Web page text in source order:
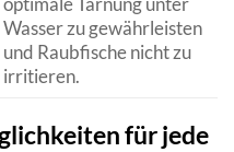
Wasser zu gewährleisten
und Raubfische nicht zu
irritieren.
für jede